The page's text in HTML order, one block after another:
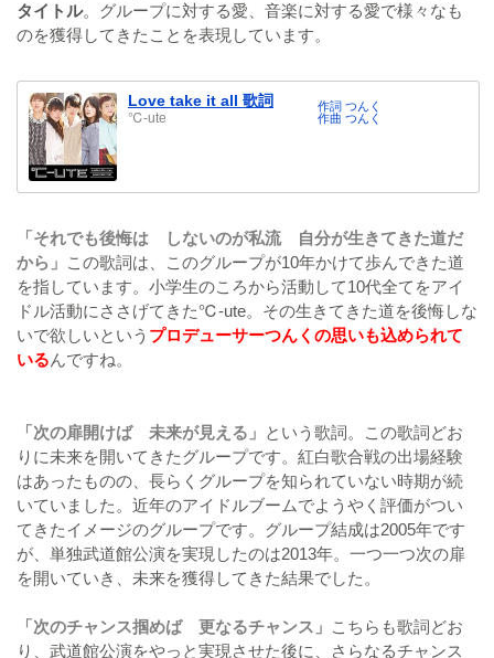
タイトル。グループに対する愛、音楽に対する愛で様々なも
のを獲得してきたことを表現しています。
Love take it all 歌詞
℃-ute
作詞 つんく
作曲 つんく
「それでも後悔は しないのが私流 自分が生きてきた道だ
から」 この歌詞は、このグループが10年かけて歩んできた道
を指しています。小学生のころから活動して10代全てをアイ
ドル活動にささげてきた℃-ute。その生きてきた道を後悔しな
いで欲しいという プロデューサーつんくの思いも込められて
いるんですね。
「次の扉開けば 未来が見える」 という歌詞。この歌詞どお
りに未来を開いてきたグループです。紅白歌合戦の出場経験
はあったものの、長らくグループを知られていない時期が続
いていました。近年のアイドルブームでようやく評価がつい
てきたイメージのグループです。グループ結成は2005年です
が、単独武道館公演を実現したのは2013年。一つ一つ次の扉
を開いていき、未来を獲得してきた結果でした。
「次のチャンス掴めば 更なるチャンス」 こちらも歌詞どお
り、武道館公演をやっと実現させた後に、さらなるチャンス